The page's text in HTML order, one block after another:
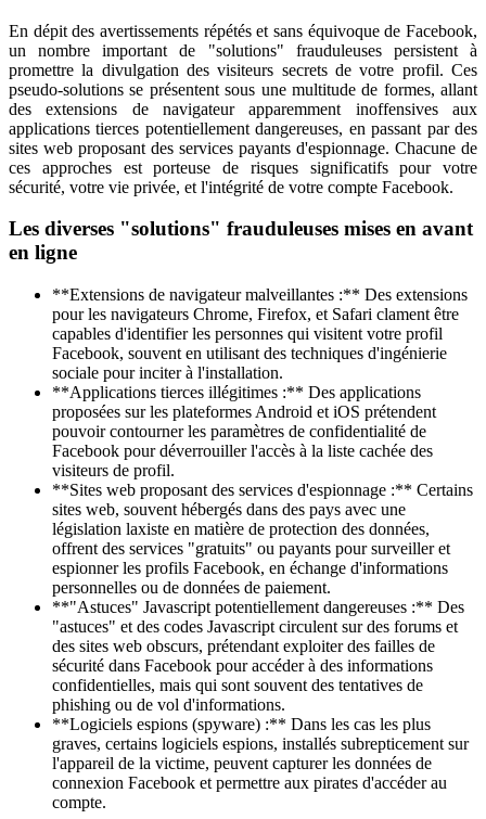
En dépit des avertissements répétés et sans équivoque de Facebook,
un nombre important de "solutions" frauduleuses persistent à
promettre la divulgation des visiteurs secrets de votre profil. Ces
pseudo-solutions se présentent sous une multitude de formes, allant
des extensions de navigateur apparemment inoffensives aux
applications tierces potentiellement dangereuses, en passant par des
sites web proposant des services payants d'espionnage. Chacune de
ces approches est porteuse de risques significatifs pour votre
sécurité, votre vie privée, et l'intégrité de votre compte Facebook.
Les diverses "solutions" frauduleuses mises en avant
en ligne
**Extensions de navigateur malveillantes :** Des extensions
pour les navigateurs Chrome, Firefox, et Safari clament être
capables d'identifier les personnes qui visitent votre profil
Facebook, souvent en utilisant des techniques d'ingénierie
sociale pour inciter à l'installation.
**Applications tierces illégitimes :** Des applications
proposées sur les plateformes Android et iOS prétendent
pouvoir contourner les paramètres de confidentialité de
Facebook pour déverrouiller l'accès à la liste cachée des
visiteurs de profil.
**Sites web proposant des services d'espionnage :** Certains
sites web, souvent hébergés dans des pays avec une
législation laxiste en matière de protection des données,
offrent des services "gratuits" ou payants pour surveiller et
espionner les profils Facebook, en échange d'informations
personnelles ou de données de paiement.
**"Astuces" Javascript potentiellement dangereuses :** Des
"astuces" et des codes Javascript circulent sur des forums et
des sites web obscurs, prétendant exploiter des failles de
sécurité dans Facebook pour accéder à des informations
confidentielles, mais qui sont souvent des tentatives de
phishing ou de vol d'informations.
**Logiciels espions (spyware) :** Dans les cas les plus
graves, certains logiciels espions, installés subrepticement sur
l'appareil de la victime, peuvent capturer les données de
connexion Facebook et permettre aux pirates d'accéder au
compte.